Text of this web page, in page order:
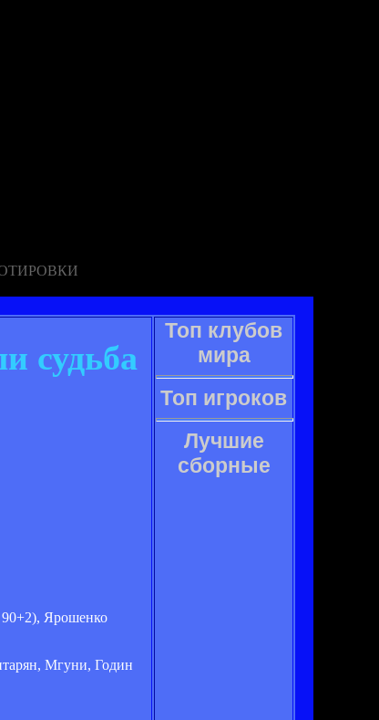
судьба
Ярошенко
Мгуни, Годин
Топ клубов
мира
Топ игроков
Лучшие
сборные